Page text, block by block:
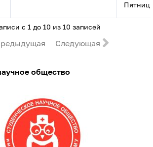
с 1 до 10 из 10 записей
Следующая
общество